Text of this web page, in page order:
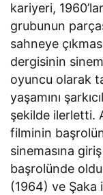
kariyeri,
grubunun
sahneye
dergisinin
oyuncu olarak
yaşamını
şekilde ilerletti.
filminin
sinemasına
başrolünde
(1964) ve Şaka